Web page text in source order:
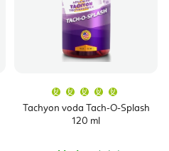
Tachyon voda Tach-O-Splash
120 ml
produktu
je